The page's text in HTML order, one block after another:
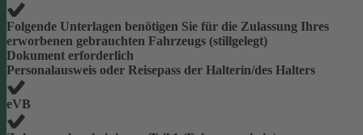
Folgende Unterlagen benötigen Sie für die Zulassung Ihres
erworbenen gebrauchten Fahrzeugs (stillgelegt)
Dokument erforderlich
Personalausweis oder Reisepass der Halterin/des Halters
eVB